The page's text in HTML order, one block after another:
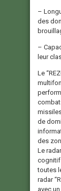
–
des
–
leur
Le
de
des
Le
cognitif
toutes
radar
avec